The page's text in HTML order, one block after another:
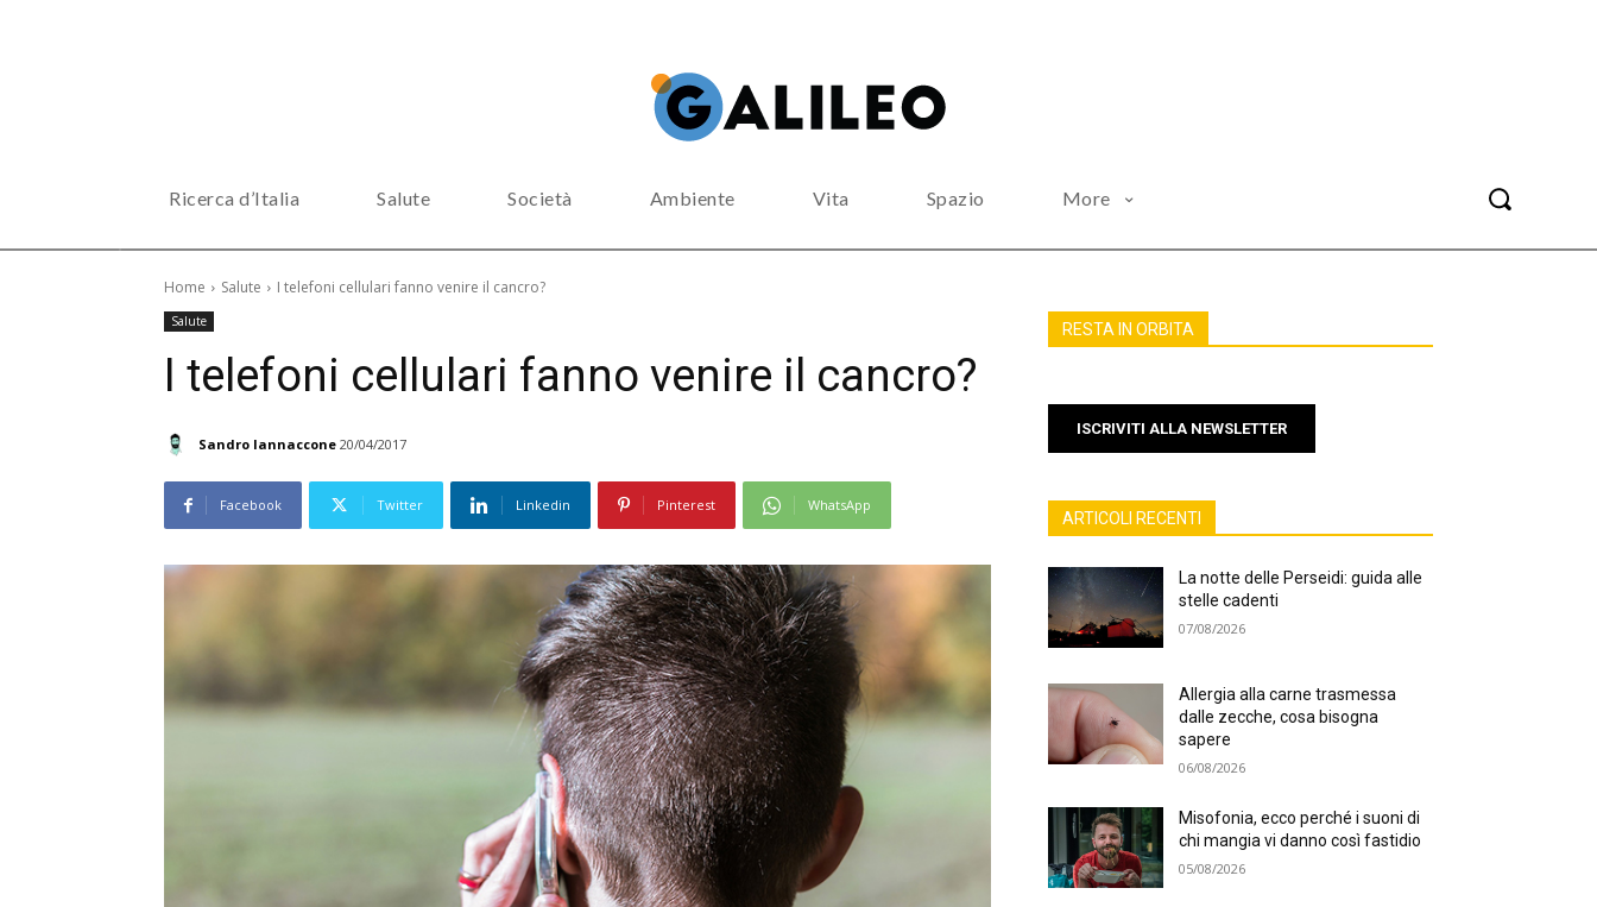
Ricerca d’Italia Salute Società Ambiente Vita Spazio More
Home Salute I telefoni cellulari fanno venire il cancro?
Salute
I telefoni cellulari fanno venire il cancro?
Sandro Iannaccone 20/04/2017
Facebook Twitter Linkedin Pinterest WhatsApp
RESTA IN ORBITA
ISCRIVITI ALLA NEWSLETTER
ARTICOLI RECENTI
La notte delle Perseidi: guida alle
stelle cadenti
07/08/2026
Allergia alla carne trasmessa
dalle zecche, cosa bisogna
sapere
06/08/2026
Misofonia, ecco perché i suoni di
chi mangia vi danno così fastidio
05/08/2026